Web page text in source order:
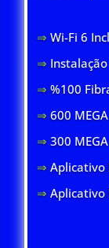
⇒ Wi-Fi 6
⇒
⇒ %100
⇒ 600
⇒300
⇒Aplicativo
⇒Aplicativo